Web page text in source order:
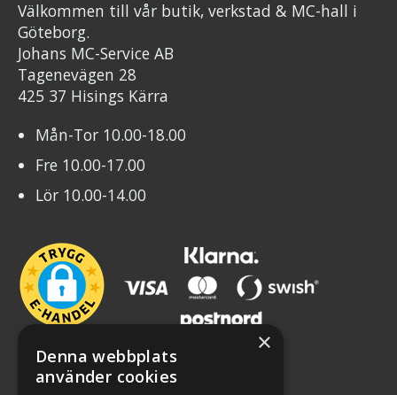
Välkommen till vår butik, verkstad & MC-hall i
Göteborg.
Johans MC-Service AB
Tagenevägen 28
425 37 Hisings Kärra
Mån-Tor 10.00-18.00
Fre 10.00-17.00
Lör 10.00-14.00
×
Denna webbplats
använder cookies